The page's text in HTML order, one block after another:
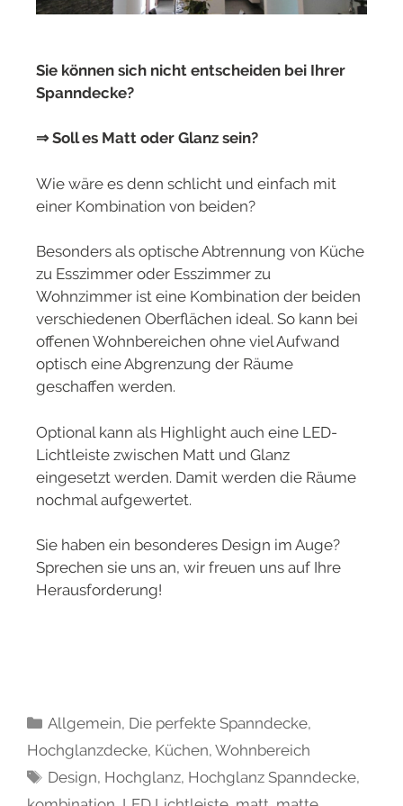
Sie können sich nicht entscheiden bei Ihrer
Spanndecke?
⇒ Soll es Matt oder Glanz sein?
Wie wäre es denn schlicht und einfach mit
einer Kombination von beiden?
Besonders als optische Abtrennung von Küche
zu Esszimmer oder Esszimmer zu
Wohnzimmer ist eine Kombination der beiden
verschiedenen Oberflächen ideal. So kann bei
offenen Wohnbereichen ohne viel Aufwand
optisch eine Abgrenzung der Räume
geschaffen werden.
Optional kann als Highlight auch eine LED-
Lichtleiste zwischen Matt und Glanz
eingesetzt werden. Damit werden die Räume
nochmal aufgewertet.
Sie haben ein besonderes Design im Auge?
Sprechen sie uns an, wir freuen uns auf Ihre
Herausforderung!
Allgemein, Die perfekte Spanndecke,
Hochglanzdecke, Küchen, Wohnbereich
Design, Hochglanz, Hochglanz Spanndecke,